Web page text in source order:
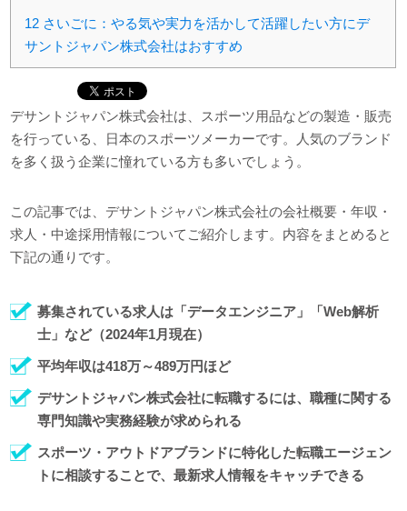
12 さいごに：やる気や実力を活かして活躍したい方にデ
サントジャパン株式会社はおすすめ
デサントジャパン株式会社は、スポーツ用品などの製造・販売
を行っている、日本のスポーツメーカーです。人気のブランド
を多く扱う企業に憧れている方も多いでしょう。
この記事では、デサントジャパン株式会社の会社概要・年収・
求人・中途採用情報についてご紹介します。内容をまとめると
下記の通りです。
募集されている求人は「データエンジニア」「Web解析
士」など（2024年1月現在）
平均年収は418万～489万円ほど
デサントジャパン株式会社に転職するには、職種に関する
専門知識や実務経験が求められる
スポーツ・アウトドアブランドに特化した転職エージェン
トに相談することで、最新求人情報をキャッチできる